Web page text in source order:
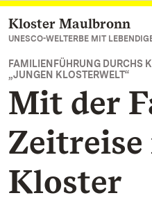
Zum Hauptinhalt
Kloster Maulbronn
UNESCO-WELTERBE MIT
FAMILIENFÜHRUNG DURCHS
„JUNGEN KLOSTERWELT“
Mit der
Zeitreise
Kloster